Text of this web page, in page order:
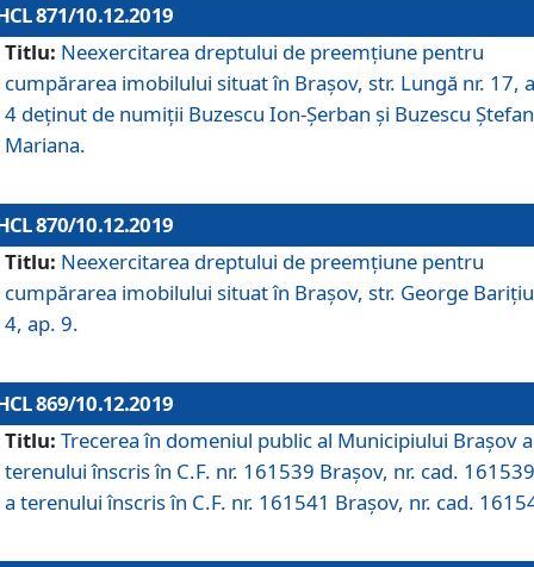
871/10.12.2019
Titlu: Neexercitarea dreptului de preemţiune pentru
cumpărarea imobilului situat în Braşov, str. Lungă nr. 17,
4 deţinut de numiţii Buzescu Ion-Şerban și Buzescu
Mariana.
870/10.12.2019
Titlu: Neexercitarea dreptului de preemţiune pentru
cumpărarea imobilului situat în Braşov, str. George
4, ap. 9.
869/10.12.2019
Titlu: Trecerea în domeniul public al Municipiului Braşov a
terenului înscris în C.F. nr. 161539 Brașov, nr. cad.
a terenului înscris în C.F. nr. 161541 Brașov, nr. cad.